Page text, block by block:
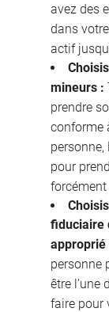
avez des
dans
actif
mineurs :
prendre
conforme
personne,
pour
fiduciaire
approprié
personne
être l’une
faire pour